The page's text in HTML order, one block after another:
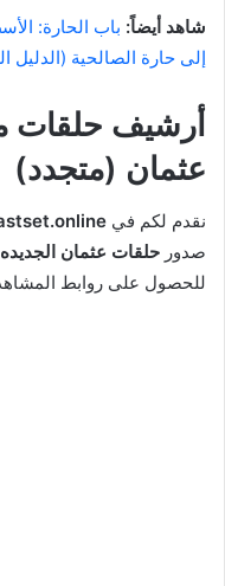
شاهد أيضاً: باب الحارة:
إلى حارة الصالحية (الدليل
أرشيف
عثمان (متجدد)
نقدم لكم في
صدور حلقات عثمان الجديده
للحصول على روابط